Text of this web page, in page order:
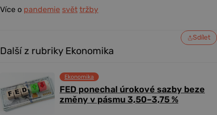
Více o pandemie svět tržby
Sdílet
Další z rubriky Ekonomika
FED ponechal úrokové sazby beze
změny v pásmu 3,50–3,75 %
Ekonomika